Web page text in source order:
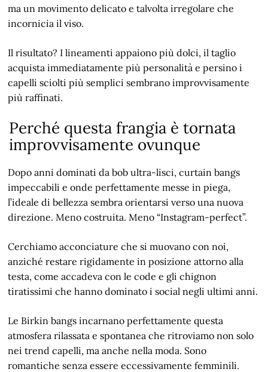
ma un movimento delicato e talvolta irregolare che
incornicia il viso.
Il risultato? I lineamenti appaiono più dolci, il taglio
acquista immediatamente più personalità e persino i
capelli sciolti più semplici sembrano improvvisamente
più raffinati.
Perché questa frangia è tornata
improvvisamente ovunque
Dopo anni dominati da bob ultra-lisci, curtain bangs
impeccabili e onde perfettamente messe in piega,
l’ideale di bellezza sembra orientarsi verso una nuova
direzione. Meno costruita. Meno “Instagram-perfect”.
Cerchiamo acconciature che si muovano con noi,
anziché restare rigidamente in posizione attorno alla
testa, come accadeva con le code e gli chignon
tiratissimi che hanno dominato i social negli ultimi anni.
Le Birkin bangs incarnano perfettamente questa
atmosfera rilassata e spontanea che ritroviamo non solo
nei trend capelli, ma anche nella moda. Sono
romantiche senza essere eccessivamente femminili.